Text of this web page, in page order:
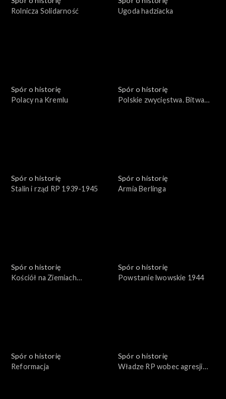
Rolnicza Solidarność
Ugoda hadziacka
Spór o historię
Polacy na Kremlu
Spór o historię
Polskie zwycięstwa. Bitwa
Spór o historię
Stalin i rząd RP 1939-1945
Spór o historię
Armia Berlinga
Spór o historię
Kościół na Ziemiach
Spór o historię
Powstanie lwowskie 1944
Spór o historię
Reformacja
Spór o historię
Władze RP wobec agresji